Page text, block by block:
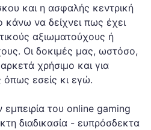
και η ασφαλής κεντρική
κάνω να δείχνει πως έχει
αξιωματούχους ή
Οι δοκιμές μας, ωστόσο,
χρήσιμο και για
εσείς κι εγώ.
του online gaming
διαδικασία - ευπρόσδεκτα